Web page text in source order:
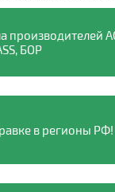
производителей
БОР
в регионы РФ!